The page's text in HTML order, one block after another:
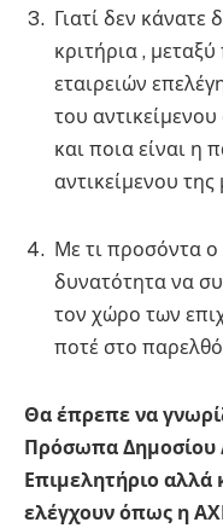
Γιατί δεν κάνατε
κριτήρια ,
εταιρειών
του
και ποια είναι η
αντικείμενου της
Με τι προσόντα ο
δυνατότητα να
τον χώρο των
ποτέ στο
Θα έπρεπε να
Πρόσωπα Δημοσίου
Επιμελητήριο αλλά
ελέγχουν όπως η